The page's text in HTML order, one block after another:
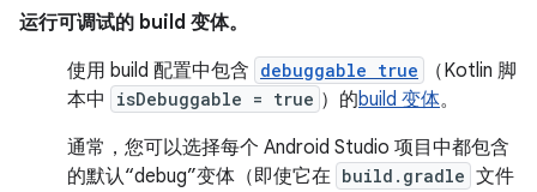
运行可调试的 build 变体。
使用 build 配置中包含 debuggable true
（Kotlin 脚
本中
isDebuggable = true ）的build 变体。
通常，您可以选择每个 Android Studio 项目中都包含
的默认“debug”变体（即使它在 build.gradle 文件